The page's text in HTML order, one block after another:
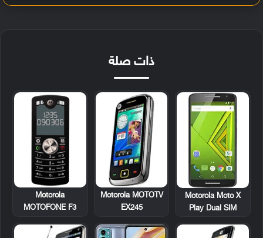
ذات صلة
Motorola Moto X
Play Dual SIM
Motorola MOTOTV
EX245
Motorola
MOTOFONE F3